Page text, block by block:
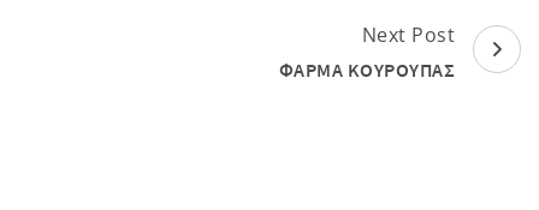
Next Post
ΦΑΡΜΑ ΚΟΥΡΟΥΠΑΣ